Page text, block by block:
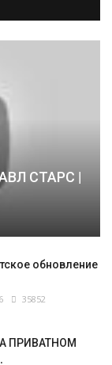
СТАРС |
обновление
35852
ПРИВАТНОМ